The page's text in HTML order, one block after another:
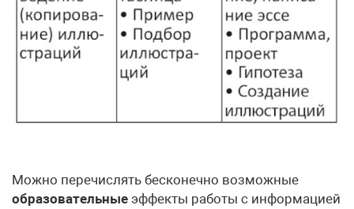
Можно перечислять бесконечно возможные
образовательные эффекты работы с информацией